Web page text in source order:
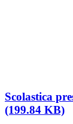
Scolastica
(199.84 KB)